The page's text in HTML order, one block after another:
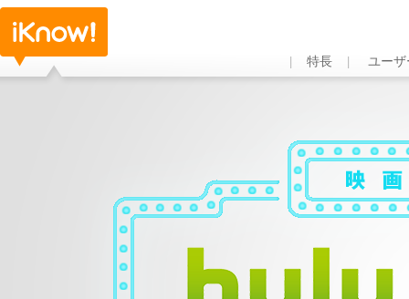
特長 ユー